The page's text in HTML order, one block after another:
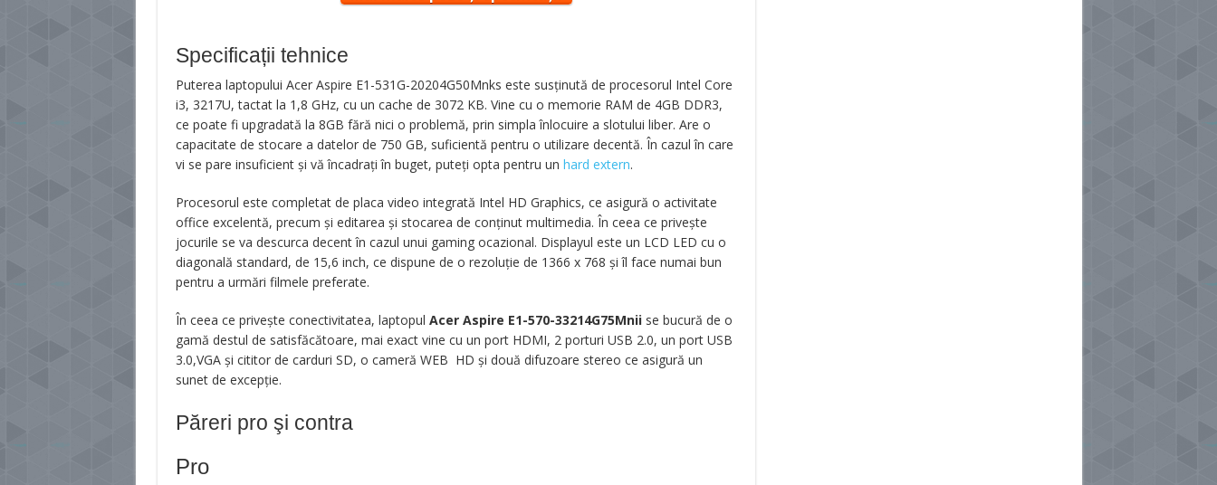
Specificații tehnice
Puterea laptopului Acer Aspire E1-531G-20204G50Mnks este susținută de procesorul Intel Core
i3, 3217U, tactat la 1,8 GHz, cu un cache de 3072 KB. Vine cu o memorie RAM de 4GB DDR3,
ce poate fi upgradată la 8GB fără nici o problemă, prin simpla înlocuire a slotului liber. Are o
capacitate de stocare a datelor de 750 GB, suficientă pentru o utilizare decentă. În cazul în care
vi se pare insuficient și vă încadrați în buget, puteți opta pentru un hard extern.
Procesorul este completat de placa video integrată Intel HD Graphics, ce asigură o activitate
office excelentă, precum și editarea și stocarea de conținut multimedia. În ceea ce privește
jocurile se va descurca decent în cazul unui gaming ocazional. Displayul este un LCD LED cu o
diagonală standard, de 15,6 inch, ce dispune de o rezoluție de 1366 x 768 și îl face numai bun
pentru a urmări filmele preferate.
În ceea ce privește conectivitatea, laptopul Acer Aspire E1-570-33214G75Mniise bucură de o
gamă destul de satisfăcătoare, mai exact vine cu un port HDMI, 2 porturi USB 2.0, un port USB
3.0,VGA și cititor de carduri SD, o cameră WEB HD şi două difuzoare stereo ce asigură un
sunet de excepţie.
Păreri pro şi contra
Pro